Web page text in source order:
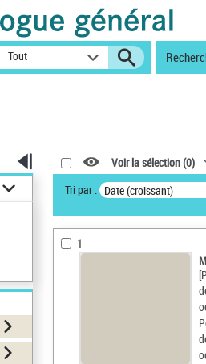
Tout
Voir la sélection (0)
Tri par : Date (croissant)
1